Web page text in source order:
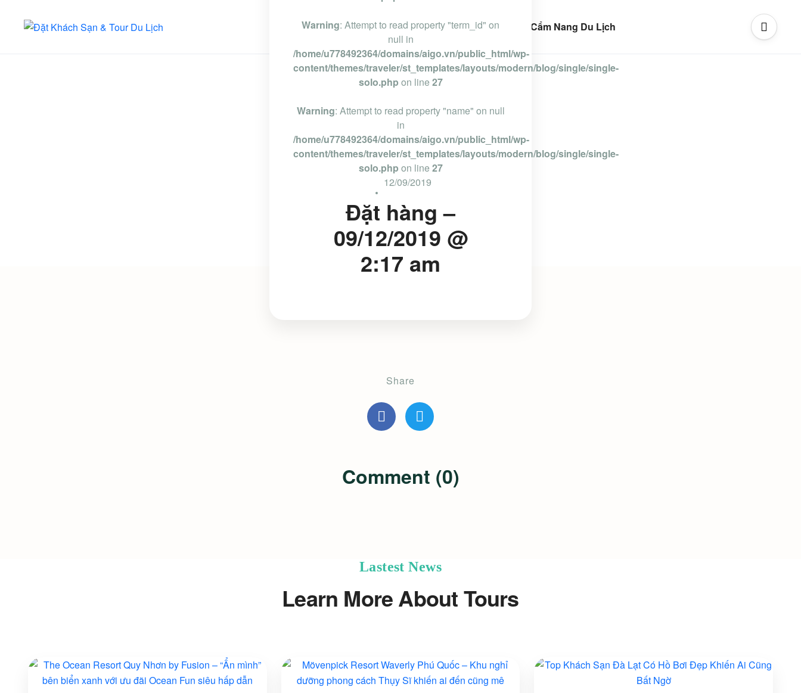
Vũng Tàu Phan Thiết Nha Trang Đà Lạt Cẩm Nang Du Lịch
Warning: Attempt to read property "term_id" on
null in
/home/u778492364/domains/aigo.vn/public_html/wp-
content/themes/traveler/st_templates/layouts/modern/blog/single/single-
solo.php on line 27
Warning: Attempt to read property "name" on null
in
/home/u778492364/domains/aigo.vn/public_html/wp-
content/themes/traveler/st_templates/layouts/modern/blog/single/single-
solo.php on line 27
12/09/2019
Đặt hàng –
09/12/2019 @
2:17 am
Share
Comment (0)
Lastest News
Learn More About Tours